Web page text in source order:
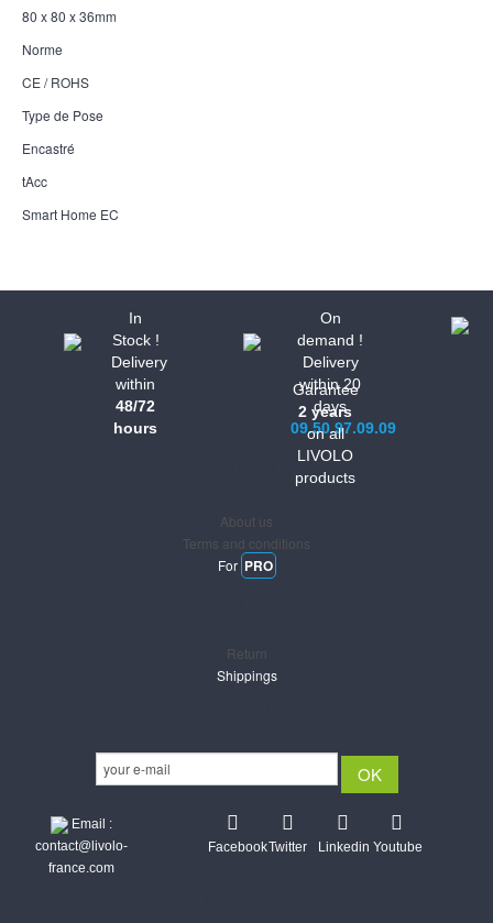
80 x 80 x 36mm
Norme
CE / ROHS
Type de Pose
Encastré
tAcc
Smart Home EC
In
Stock !
Delivery
within
48/72
hours
On
demand !
Delivery
within 20
days
09.50.97.09.09
Garantee
2 years
on all
LIVOLO
products
About us
Terms and conditions
For PRO
Return
Shippings
Email :
contact@livolo-
france.com
FacebookTwitter Linkedin Youtube